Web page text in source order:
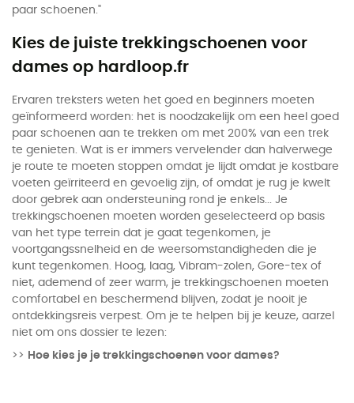
paar schoenen."
Kies de juiste trekkingschoenen voor
dames op hardloop.fr
Ervaren treksters weten het goed en beginners moeten
geïnformeerd worden: het is noodzakelijk om een heel goed
paar schoenen aan te trekken om met 200% van een trek
te genieten. Wat is er immers vervelender dan halverwege
je route te moeten stoppen omdat je lijdt omdat je kostbare
voeten geïrriteerd en gevoelig zijn, of omdat je rug je kwelt
door gebrek aan ondersteuning rond je enkels... Je
trekkingschoenen moeten worden geselecteerd op basis
van het type terrein dat je gaat tegenkomen, je
voortgangssnelheid en de weersomstandigheden die je
kunt tegenkomen. Hoog, laag, Vibram-zolen, Gore-tex of
niet, ademend of zeer warm, je trekkingschoenen moeten
comfortabel en beschermend blijven, zodat je nooit je
ontdekkingsreis verpest. Om je te helpen bij je keuze, aarzel
niet om ons dossier te lezen:
>> Hoe kies je je trekkingschoenen voor dames?